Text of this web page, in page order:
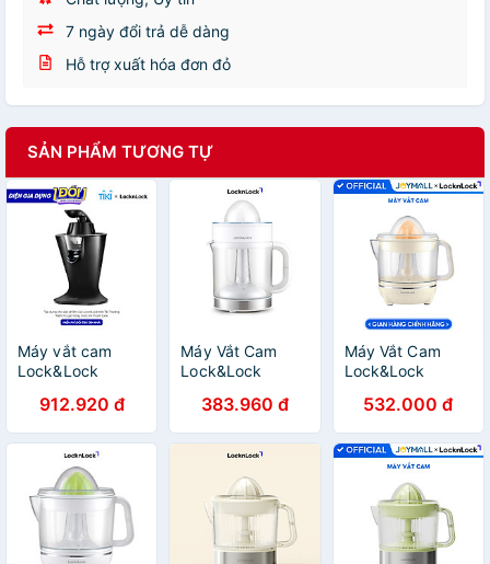
7 ngày đổi trả dễ dàng
Hỗ trợ xuất hóa đơn đỏ
SẢN PHẨM TƯƠNG TỰ
Máy vắt cam
Lock&Lock
- Hàng chính
hãng
912.920 đ
Máy Vắt Cam
Lock&Lock
1.2 Lít) - Hàng
chính hãng
383.960 đ
Máy Vắt Cam
Lock&Lock
ngà EJJ231IVY -
Hàng Chính
Hãng, Xoay Ép 2
Chiều Cho Nhiều
Nước Cam, Bảo
Hành 24 Tháng -
JoyMall
532.000 đ